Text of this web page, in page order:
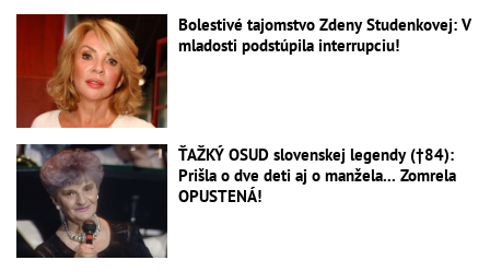
Bolestivé tajomstvo Zdeny Studenkovej: V
mladosti podstúpila interrupciu!
ŤAŽKÝ OSUD slovenskej legendy (†84):
Prišla o dve deti aj o manžela... Zomrela
OPUSTENÁ!